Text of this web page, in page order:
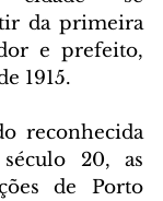
da primeira
e prefeito,
1915.
reconhecida
20, as
de Porto